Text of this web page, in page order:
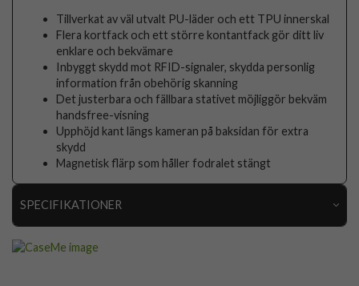
Tillverkat av väl utvalt PU-läder och ett TPU innerskal
Flera kortfack och ett större kontantfack gör ditt liv
enklare och bekvämare
Inbyggt skydd mot RFID-signaler, skydda personlig
information från obehörig skanning
Det justerbara och fällbara stativet möjliggör bekväm
handsfree-visning
Upphöjd kant längs kameran på baksidan för extra
skydd
Magnetisk flärp som håller fodralet stängt
SPECIFIKATIONER